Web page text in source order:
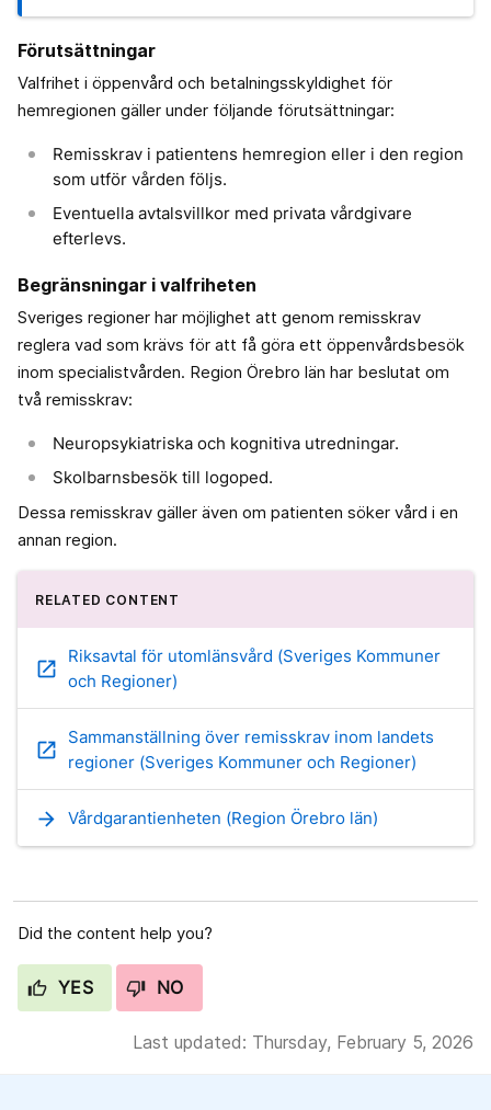
Förutsättningar
Valfrihet i öppenvård och betalningsskyldighet för
hemregionen gäller under följande förutsättningar:
Remisskrav i patientens hemregion eller i den region
som utför vården följs.
Eventuella avtalsvillkor med privata vårdgivare
efterlevs.
Begränsningar i valfriheten
Sveriges regioner har möjlighet att genom remisskrav
reglera vad som krävs för att få göra ett öppenvårdsbesök
inom specialistvården. Region Örebro län har beslutat om
två remisskrav:
Neuropsykiatriska och kognitiva utredningar.
Skolbarnsbesök till logoped.
Dessa remisskrav gäller även om patienten söker vård i en
annan region.
RELATED CONTENT
open_in_new
Riksavtal för utomlänsvård (Sveriges Kommuner
och Regioner)
open_in_new
Sammanställning över remisskrav inom landets
regioner (Sveriges Kommuner och Regioner)
arrow_forward Vårdgarantienheten (Region Örebro län)
Did the content help you?
YES NO
Last updated: Thursday, February 5, 2026